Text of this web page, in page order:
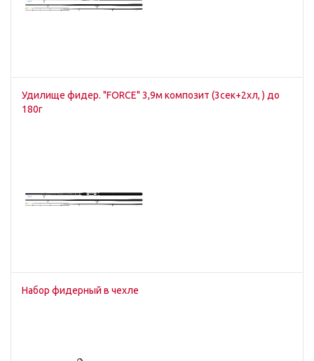
Удилище фидер. "FORCE" 3,9м композит (3сек+2хл, ) до
180г
Набор фидерный в чехле